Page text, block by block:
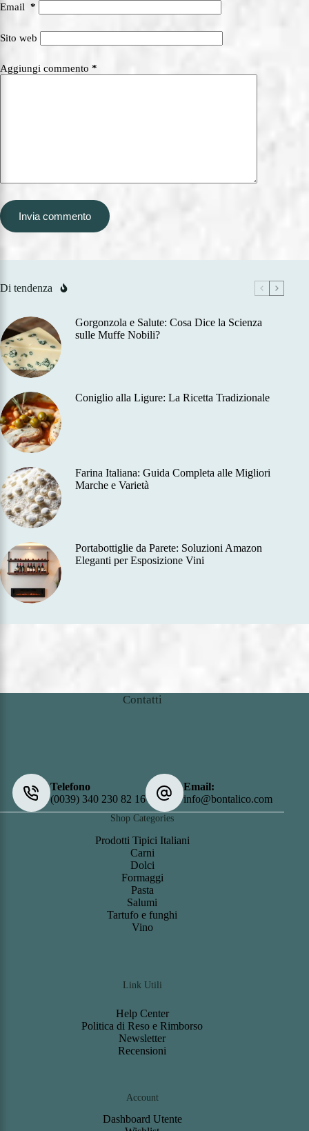
Email *
Sito web
Aggiungi commento *
Invia commento
Di tendenza
Gorgonzola e Salute: Cosa Dice la Scienza
sulle Muffe Nobili?
Coniglio alla Ligure: La Ricetta Tradizionale
Farina Italiana: Guida Completa alle Migliori
Marche e Varietà
Portabottiglie da Parete: Soluzioni Amazon
Eleganti per Esposizione Vini
Contatti
Telefono
(0039) 340 230 82 16
Email:
info@bontalico.com
Shop Categories
Prodotti Tipici Italiani
Carni
Dolci
Formaggi
Pasta
Salumi
Tartufo e funghi
Vino
Link Utili
Help Center
Politica di Reso e Rimborso
Newsletter
Recensioni
Account
Dashboard Utente